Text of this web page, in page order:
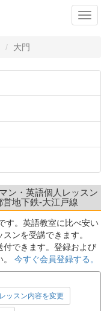
大門
ン・英語個人レッスン
地下鉄-大江戸線
す。英語教室に比べ安い
ンを受講できます。
できます。登録および
今すぐ会員登録する。
レッスン内容を変更